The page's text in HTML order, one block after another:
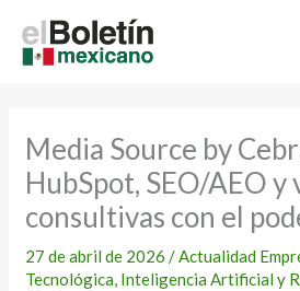
contenido
Media Source by
HubSpot, SEO/AEO y
consultivas con el
27 de abril de 2026/Actualidad
Tecnológica, Inteligencia Artificial y